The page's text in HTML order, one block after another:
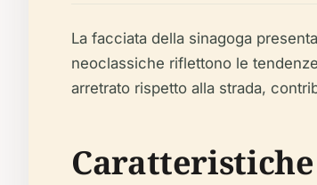
La facciata della sinagoga
neoclassiche riflettono le
arretrato rispetto alla strada,